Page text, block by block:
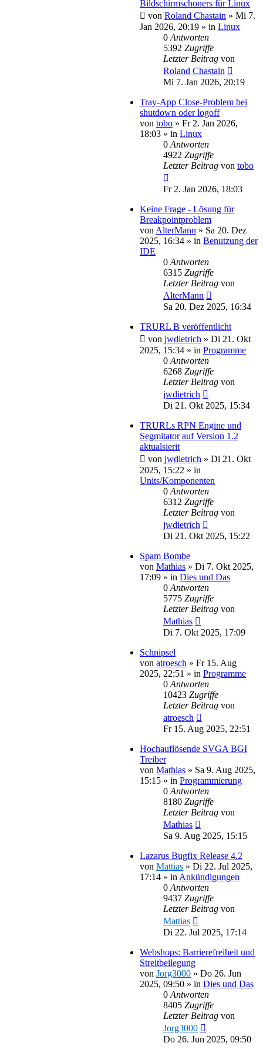
Bildschirmschoners für Linux
von Roland Chastain » Mi 7.
Jan 2026, 20:19 » in Linux
0 Antworten
5392 Zugriffe
Letzter Beitrag von
Roland Chastain
Mi 7. Jan 2026, 20:19
Tray-App Close-Problem bei
shutdown oder logoff
von tobo » Fr 2. Jan 2026,
18:03 » in Linux
0 Antworten
4922 Zugriffe
Letzter Beitrag von tobo
Fr 2. Jan 2026, 18:03
Keine Frage - Lösung für
Breakpointproblem
von AlterMann » Sa 20. Dez
2025, 16:34 » in Benutzung der
IDE
0 Antworten
6315 Zugriffe
Letzter Beitrag von
AlterMann
Sa 20. Dez 2025, 16:34
TRURL B veröffentlicht
von jwdietrich » Di 21. Okt
2025, 15:34 » in Programme
0 Antworten
6268 Zugriffe
Letzter Beitrag von
jwdietrich
Di 21. Okt 2025, 15:34
TRURLs RPN Engine und
Segmitator auf Version 1.2
aktualsierit
von jwdietrich » Di 21. Okt
2025, 15:22 » in
Units/Komponenten
0 Antworten
6312 Zugriffe
Letzter Beitrag von
jwdietrich
Di 21. Okt 2025, 15:22
Spam Bombe
von Mathias » Di 7. Okt 2025,
17:09 » in Dies und Das
0 Antworten
5775 Zugriffe
Letzter Beitrag von
Mathias
Di 7. Okt 2025, 17:09
Schnipsel
von atroesch » Fr 15. Aug
2025, 22:51 » in Programme
0 Antworten
10423 Zugriffe
Letzter Beitrag von
atroesch
Fr 15. Aug 2025, 22:51
Hochauflösende SVGA BGI
Treiber
von Mathias » Sa 9. Aug 2025,
15:15 » in Programmierung
0 Antworten
8180 Zugriffe
Letzter Beitrag von
Mathias
Sa 9. Aug 2025, 15:15
Lazarus Bugfix Release 4.2
von Mattias » Di 22. Jul 2025,
17:14 » in Ankündigungen
0 Antworten
9437 Zugriffe
Letzter Beitrag von
Mattias
Di 22. Jul 2025, 17:14
Webshops: Barrierefreiheit und
Streitbeilegung
von Jorg3000 » Do 26. Jun
2025, 09:50 » in Dies und Das
0 Antworten
8405 Zugriffe
Letzter Beitrag von
Jorg3000
Do 26. Jun 2025, 09:50